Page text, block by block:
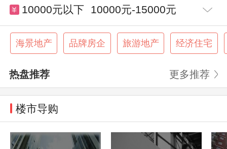
10000元以下 10000元-15000元
15000元-20000元 20000元-30000元
海景地产 品牌房企 旅游地产 经济住宅
热盘推荐 更多推荐
楼市导购